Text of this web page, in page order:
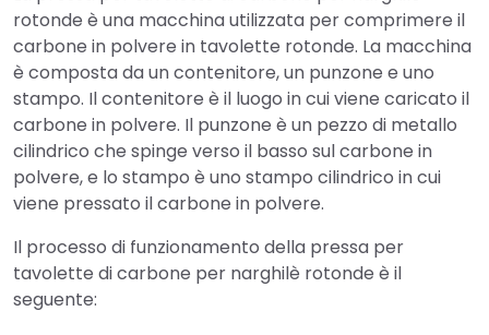
rotonde è una macchina utilizzata per comprimere il
carbone in polvere in tavolette rotonde. La macchina
è composta da un contenitore, un punzone e uno
stampo. Il contenitore è il luogo in cui viene caricato il
carbone in polvere. Il punzone è un pezzo di metallo
cilindrico che spinge verso il basso sul carbone in
polvere, e lo stampo è uno stampo cilindrico in cui
viene pressato il carbone in polvere.
Il processo di funzionamento della pressa per
tavolette di carbone per narghilè rotonde è il
seguente: